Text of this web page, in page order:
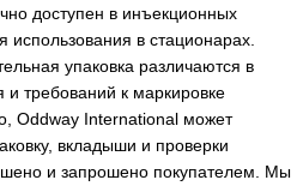
доступен в инъекционных
в стационарах.
упаковка различаются в
и требований к маркировке
Oddway International может
вкладыши и проверки
и запрошено покупателем. Мы